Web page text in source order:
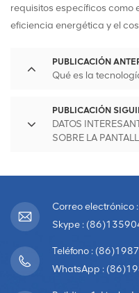
requisitos específicos como
eficiencia energética y el
PUBLICACIÓN
Qué es la
PUBLICACIÓN
DATOS
SOBRE LA
Correo electrónico
Skype :
Teléfono :
WhatsApp :